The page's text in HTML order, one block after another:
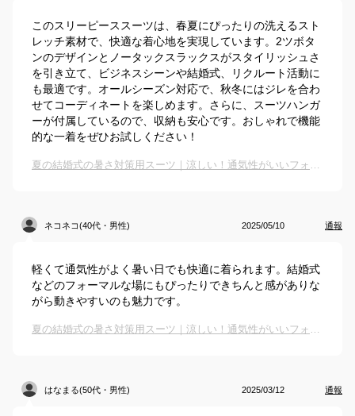
このスリーピーススーツは、春夏にぴったりの洗えるスト
レッチ素材で、快適な着心地を実現しています。2ツボタ
ンのデザインとノータックスラックスがスタイリッシュさ
を引き立て、ビジネスシーンや結婚式、リクルート活動に
も最適です。オールシーズン対応で、秋冬にはジレを合わ
せてコーディネートを楽しめます。さらに、スーツハンガ
ーが付属しているので、収納も安心です。おしゃれで機能
的な一着をぜひお試しください！
夏の結婚式の暑さ対策用スーツ｜涼しい！通気性がいいフォーマルスーツのおすすめは？
ネコネコ(40代・男性) 2025/05/10 通報
軽くて通気性がよく暑い日でも快適に着られます。結婚式
などのフォーマルな場にもぴったりできちんと感がありな
がら動きやすいのも魅力です。
夏の結婚式の暑さ対策用スーツ｜涼しい！通気性がいいフォーマルスーツのおすすめは？
はなまる(50代・男性) 2025/03/12 通報